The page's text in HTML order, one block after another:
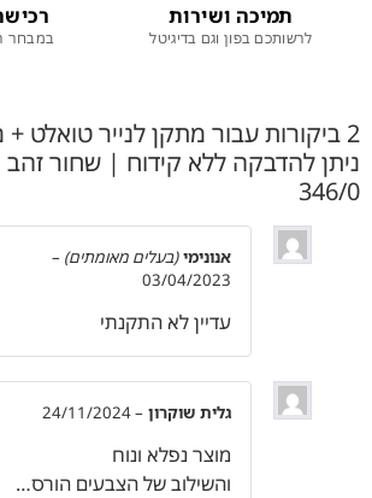
תמיכה ושירות
לרשותכם בפון וגם בדיגיטל במבחר
2 ביקורות עבור
מתקן לנייר טואלט
ניתן להדבקה ללא קידוח | שחור
346/0
אנונימי(בעלים מאומתים) –
03/04/2023
עדיין לא התקנתי
גלית שוקרון –
24/11/2024
מוצר נפלא ונוח
והשילוב של הצבעים הורס…